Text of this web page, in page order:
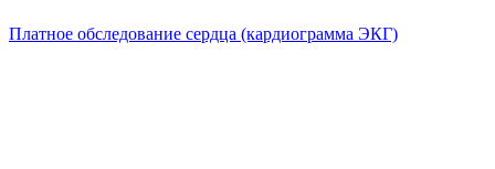
Платное обследование сердца (кардиограмма ЭКГ)